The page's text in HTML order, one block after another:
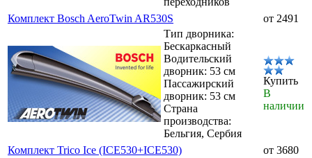
Комплект Bosch AeroTwin AR530S
от 2491
Тип дворника:
Бескаркасный
Водительский
дворник: 53 см
Пассажирский
дворник: 53 см
Страна
производства:
Бельгия, Сербия
Купить
В
наличии
Комплект Trico Ice (ICE530+ICE530)
от 3680